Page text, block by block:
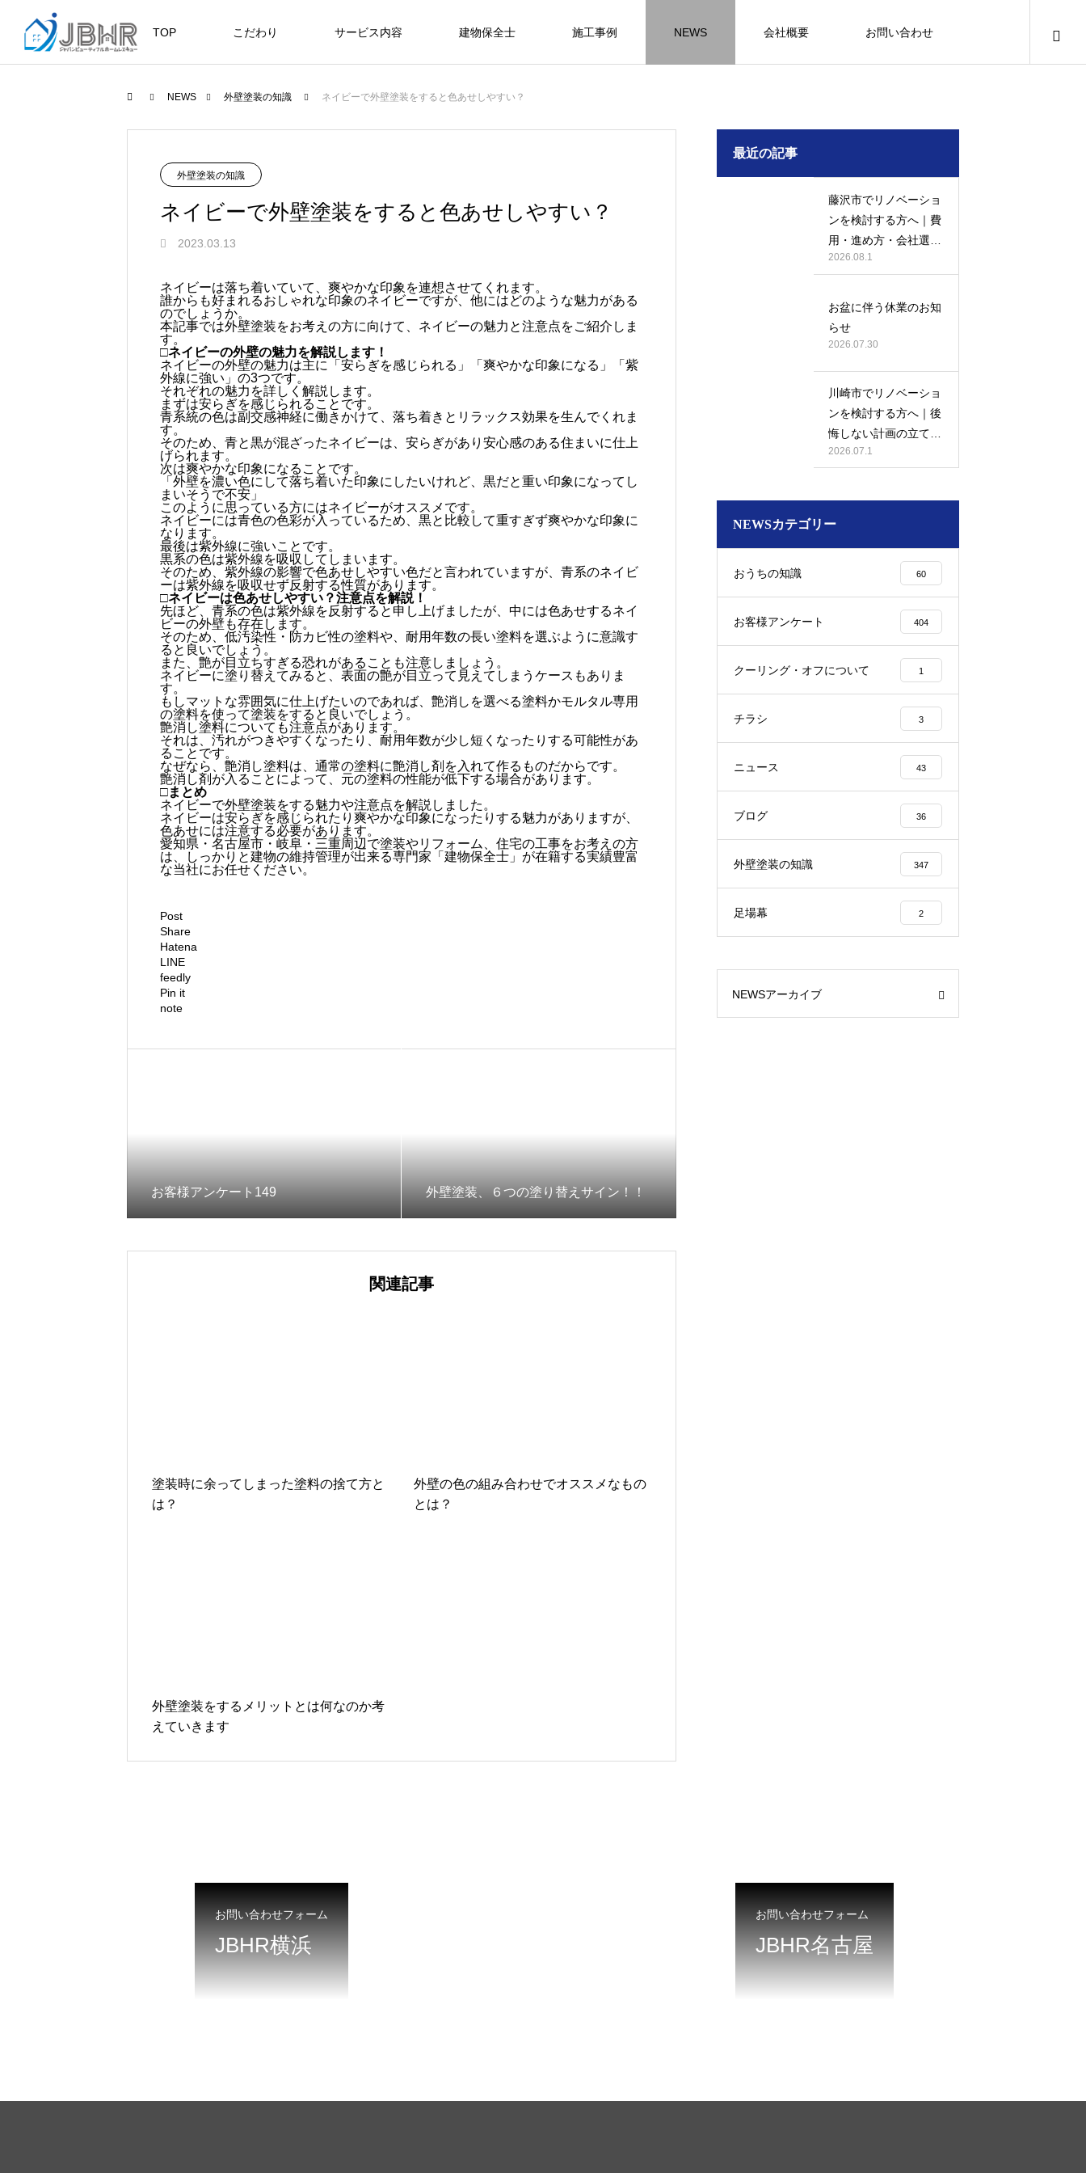
TOP こだわり サービス内容 建物保全士 施工事例 NEWS 会社概要 お問い合わせ
になります。
例になります。
なります。
お盆に伴う休業のお知らせ
2026.07.30
【年収600万も可能】未経験歓迎の現
場管理サポート★残業代100％支給／
2026.04.13
お客様アンケート401
川崎市でリノベーションを検討する方
へ｜後悔しない計画の立て方と相談先
の選び方
2026.07.01
座間市の外壁塗装と屋根リフォームは
JBHRにお任せ
2026.06.01
鎌倉市の外壁・屋根塗装は地域密着の
NEW
2021.04.25
建物の点検・維持管理は信頼できる専
門家へ （チラシ）②
2020.03.09
建物の点検・維持管理は信頼できる専
門家へ （チラシ）
お客様アンケート405
2026.01.25
お客様アンケート404 お客様アンケート403
NEW
藤沢市でリノベーションを検討する方
へ｜費用・進め方・会社選びのポイン
2026.08.01
火災報知器の設置義務とは？使用期限
はあるのかを解説
2026.04.18
外構はコンクリートと芝生どっちが良
い？それぞれの特徴と選び方のポイン
川崎市でリノベーションを検討する方
へ｜後悔しない計画の立て方と相談先
の選び方
2026.07.01
座間市の外壁塗装と屋根リフォームは
JBHRにお任せ
2026.06.01
鎌倉市の外壁・屋根塗装は地域密着の
NEW
2021.04.25
施工の際は足場幕を設置しています
クーリング・オフ手続きのお知らせ
2024.04.26
NEWS 外壁塗装の知識 ネイビーで外壁塗装をすると色あせしやすい？
外壁塗装の知識
ネイビーで外壁塗装をすると色あせしやすい？
2023.03.13
ネイビーは落ち着いていて、爽やかな印象を連想させてくれます。
誰からも好まれるおしゃれな印象のネイビーですが、他にはどのような魅力がある
のでしょうか。
本記事では外壁塗装をお考えの方に向けて、ネイビーの魅力と注意点をご紹介しま
す。
□ネイビーの外壁の魅力を解説します！
ネイビーの外壁の魅力は主に「安らぎを感じられる」「爽やかな印象になる」「紫
外線に強い」の3つです。
それぞれの魅力を詳しく解説します。
まずは安らぎを感じられることです。
青系統の色は副交感神経に働きかけて、落ち着きとリラックス効果を生んでくれま
す。
そのため、青と黒が混ざったネイビーは、安らぎがあり安心感のある住まいに仕上
げられます。
次は爽やかな印象になることです。
「外壁を濃い色にして落ち着いた印象にしたいけれど、黒だと重い印象になってし
まいそうで不安」
このように思っている方にはネイビーがオススメです。
ネイビーには青色の色彩が入っているため、黒と比較して重すぎず爽やかな印象に
なります。
最後は紫外線に強いことです。
黒系の色は紫外線を吸収してしまいます。
そのため、紫外線の影響で色あせしやすい色だと言われていますが、青系のネイビ
ーは紫外線を吸収せず反射する性質があります。
□ネイビーは色あせしやすい？注意点を解説！
先ほど、青系の色は紫外線を反射すると申し上げましたが、中には色あせするネイ
ビーの外壁も存在します。
そのため、低汚染性・防カビ性の塗料や、耐用年数の長い塗料を選ぶように意識す
ると良いでしょう。
また、艶が目立ちすぎる恐れがあることも注意しましょう。
ネイビーに塗り替えてみると、表面の艶が目立って見えてしまうケースもありま
す。
もしマットな雰囲気に仕上げたいのであれば、艶消しを選べる塗料かモルタル専用
の塗料を使って塗装をすると良いでしょう。
艶消し塗料についても注意点があります。
それは、汚れがつきやすくなったり、耐用年数が少し短くなったりする可能性があ
ることです。
なぜなら、艶消し塗料は、通常の塗料に艶消し剤を入れて作るものだからです。
艶消し剤が入ることによって、元の塗料の性能が低下する場合があります。
□まとめ
ネイビーで外壁塗装をする魅力や注意点を解説しました。
ネイビーは安らぎを感じられたり爽やかな印象になったりする魅力がありますが、
色あせには注意する必要があります。
愛知県・名古屋市・岐阜・三重周辺で塗装やリフォーム、住宅の工事をお考えの方
は、しっかりと建物の維持管理が出来る専門家「建物保全士」が在籍する実績豊富
な当社にお任せください。
Post
Share
Hatena
LINE
feedly
Pin it
note
お客様アンケート149 外壁塗装、６つの塗り替えサイン！！
関連記事
塗装時に余ってしまった塗料の捨て方と
は？
外壁の色の組み合わせでオススメなもの
とは？
外壁塗装をするメリットとは何なのか考
えていきます
最近の記事
藤沢市でリノベーショ
ンを検討する方へ｜費
用・進め方・会社選び
のポイント
2026.08.1
お盆に伴う休業のお知
らせ
2026.07.30
川崎市でリノベーショ
ンを検討する方へ｜後
悔しない計画の立て方
と相談先の選び方
2026.07.1
NEWSカテゴリー
おうちの知識 60
お客様アンケート 404
クーリング・オフについて 1
チラシ 3
ニュース 43
ブログ 36
外壁塗装の知識 347
足場幕 2
NEWSアーカイブ
お問い合わせフォーム
JBHR横浜
お問い合わせフォーム
JBHR名古屋